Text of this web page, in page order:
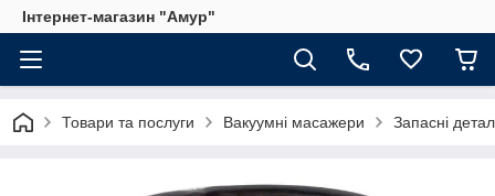
Інтернет-магазин "Амур"
Товари та послуги Вакуумні масажери Запасні